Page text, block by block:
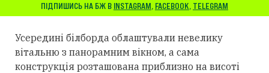
ПІДПИШИСЬ НА БЖ В INSTAGRAM, FACEBOOK, TELEGRAM
Усередині білборда облаштували невелику
вітальню з панорамним вікном, а сама
конструкція розташована приблизно на висоті